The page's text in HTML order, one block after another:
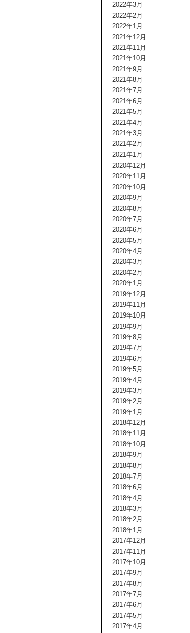
2022年3月
2022年2月
2022年1月
2021年12月
2021年11月
2021年10月
2021年9月
2021年8月
2021年7月
2021年6月
2021年5月
2021年4月
2021年3月
2021年2月
2021年1月
2020年12月
2020年11月
2020年10月
2020年9月
2020年8月
2020年7月
2020年6月
2020年5月
2020年4月
2020年3月
2020年2月
2020年1月
2019年12月
2019年11月
2019年10月
2019年9月
2019年8月
2019年7月
2019年6月
2019年5月
2019年4月
2019年3月
2019年2月
2019年1月
2018年12月
2018年11月
2018年10月
2018年9月
2018年8月
2018年7月
2018年6月
2018年4月
2018年3月
2018年2月
2018年1月
2017年12月
2017年11月
2017年10月
2017年9月
2017年8月
2017年7月
2017年6月
2017年5月
2017年4月